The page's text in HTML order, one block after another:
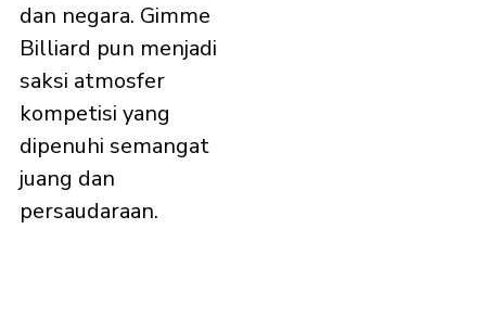
dan negara. Gimme
Billiard pun menjadi
saksi atmosfer
kompetisi yang
dipenuhi semangat
juang dan
persaudaraan.